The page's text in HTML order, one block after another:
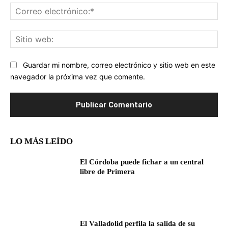
Guardar mi nombre, correo electrónico y sitio web en este
navegador la próxima vez que comente.
LO MÁS LEÍDO
El Córdoba puede fichar a un central
libre de Primera
El Valladolid perfila la salida de su